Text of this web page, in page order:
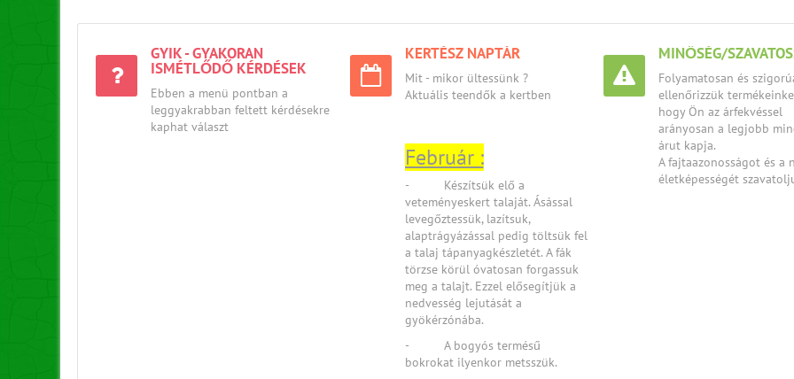
GYIK - GYAKORAN
ISMÉTLŐDŐ KÉRDÉSEK
Ebben a menü pontban a
leggyakrabban feltett kérdésekre
kaphat választ
KERTÉSZ NAPTÁR
Mit - mikor ültessünk ?
Aktuális teendők a kertben
Február :
- Készítsük elő a
veteményeskert talaját. Ásással
levegőztessük, lazítsuk,
alaptrágyázással pedig töltsük fel
a talaj tápanyagkészletét. A fák
törzse körül óvatosan forgassuk
meg a talajt. Ezzel elősegítjük a
nedvesség lejutását a
gyökérzónába.
- A bogyós termésű
bokrokat ilyenkor metsszük.
MINŐSÉG/
Folyamatosan és
ellenőrizzük
hogy Ön az árfekvéssel
arányosan a legjobb
árut kapja.
A fajtaazonosságot és a
életképességét